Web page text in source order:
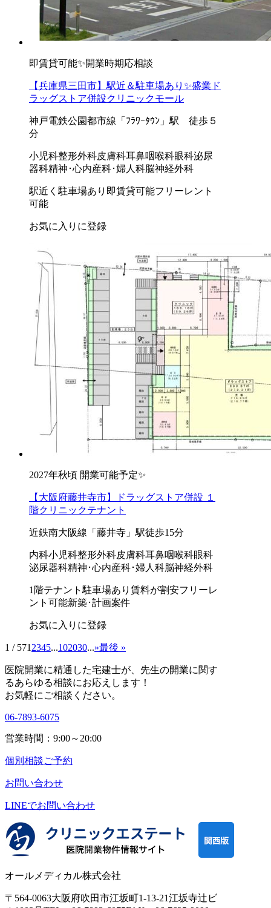
即賃貸可能✨開業時期応相談
【兵庫県三田市】駅近＆駐車場あり✨盛業ド
ラッグストア併設クリニックモール
神戸電鉄公園都市線「ﾌﾗﾜｰﾀｳﾝ」駅 徒歩５
分
小児科整形外科皮膚科耳鼻咽喉科眼科泌尿
器科精神･心内産科･婦人科脳神経外科
駅近く 駐車場あり 即賃貸可能フリーレント
可能
お気に入りに登録
2027年秋頃 開業可能予定✨
【大阪府藤井寺市】ドラッグストア併設 １
階クリニックテナント
近鉄南大阪線「藤井寺」駅徒歩15分
内科小児科整形外科皮膚科耳鼻咽喉科眼科
泌尿器科精神･心内産科･婦人科脳神経外科
1階テナント 駐車場あり 賃料が割安フリーレ
ント可能新築･計画案件
お気に入りに登録
1 / 571 2345...102030...»最後 »
医院開業に精通した宅建士が、 先生の開業に関す
るあらゆる相談にお応えします！
お気軽にご相談ください。
06-7893-6075
営業時間：9:00～20:00
個別相談ご予約
お問い合わせ
LINEでお問い合わせ
オールメディカル株式会社
〒564-0063大阪府吹田市江坂町1-13-21江坂寺辻ビ